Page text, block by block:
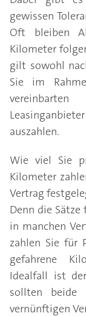
gewissen
Oft bleiben
Kilometer
gilt sowohl
Sie im
auszahlen.
Wie viel Sie
Kilometer
Vertrag
Denn die
in manchen
zahlen Sie für
gefahrene
Idealfall ist
sollten beide
vernünftigen